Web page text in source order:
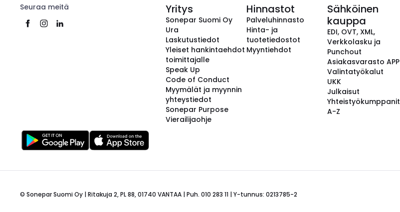
Seuraa meitä Yritys
Sonepar Suomi Oy
Ura
Laskutustiedot
Yleiset hankintaehdot
toimittajalle
Speak Up
Code of Conduct
Myymälät ja myynnin
yhteystiedot
Sonepar Purpose
Vierailijaohje
Hinnastot
Palveluhinnasto
Hinta- ja
tuotetiedostot
Myyntiehdot
Sähköinen
kauppa
EDI, OVT, XML,
Verkkolasku ja
Punchout
Asiakasvarasto APP
Valintatyökalut
UKK
Julkaisut
Yhteistyökumppanit
A-Z
© Sonepar Suomi Oy | Ritakuja 2, PL 88, 01740 VANTAA | Puh. 010 283 11 | Y-tunnus: 0213785-2